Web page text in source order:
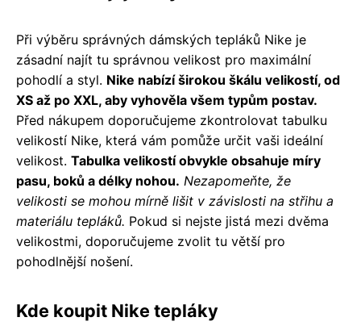
Při výběru správných dámských tepláků Nike je
zásadní najít tu správnou velikost pro maximální
pohodlí a styl. Nike nabízí širokou škálu velikostí, od
XS až po XXL, aby vyhověla všem typům postav.
Před nákupem doporučujeme zkontrolovat tabulku
velikostí Nike, která vám pomůže určit vaši ideální
velikost. Tabulka velikostí obvykle obsahuje míry
pasu, boků a délky nohou. Nezapomeňte, že
velikosti se mohou mírně lišit v závislosti na střihu a
materiálu tepláků. Pokud si nejste jistá mezi dvěma
velikostmi, doporučujeme zvolit tu větší pro
pohodlnější nošení.
Kde koupit Nike tepláky